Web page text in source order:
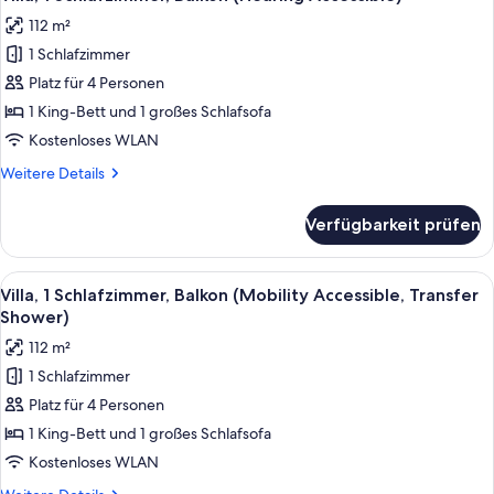
Balkon
(Mobility
Accessible,
Transfer
Shower)
Fotos
für
Villa,
1
Schlafzimmer,
Balkon
Accessible)
112 m²
1 Schlafzimmer
Platz für 4 Personen
1 King-Bett und 1 großes Schlafsofa
Kostenloses WLAN
Weitere Details
Weitere
1
Schlafzimmer,
Balkon
(Hearing
Accessible)
Verfügbarkeit prüfen
Alle
Fotos
für
Villa,
Schlafzimmer,
Balkon
(Mobility
Accessible,
Ein modernes Hotelzimmer mit
7
Villa, 1 Schlafzimmer, Balkon (Mobility Accessible, Transfer
Shower)
112 m²
1 Schlafzimmer
Platz für 4 Personen
1 King-Bett und 1 großes Schlafsofa
Kostenloses WLAN